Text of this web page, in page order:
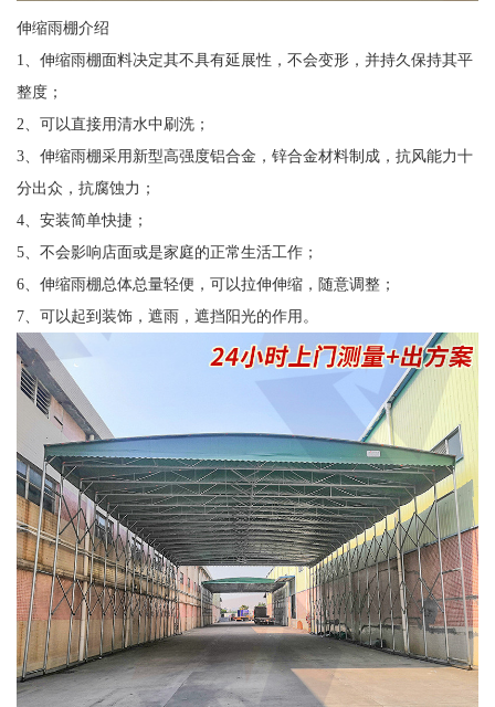
伸缩雨棚介绍
1、伸缩雨棚面料决定其不具有延展性，不会变形，并持久保持其平
整度；
2、可以直接用清水中刷洗；
3、伸缩雨棚采用新型高强度铝合金，锌合金材料制成，抗风能力十
分出众，抗腐蚀力；
4、安装简单快捷；
5、不会影响店面或是家庭的正常生活工作；
6、伸缩雨棚总体总量轻便，可以拉伸伸缩，随意调整；
7、可以起到装饰，遮雨，遮挡阳光的作用。